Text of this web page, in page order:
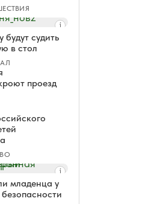
судить
в стол
проезд
младенца у